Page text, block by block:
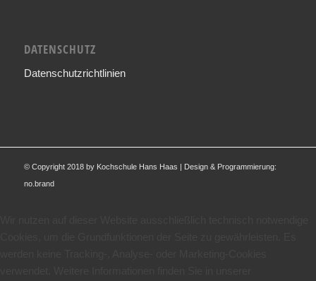
DATENSCHUTZ
Datenschutzrichtlinien
© Copyright 2018 by Kochschule Hans Haas | Design & Programmierung:
no.brand